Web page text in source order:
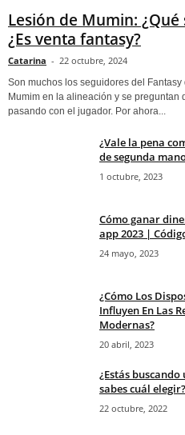
Lesión de Mumin: ¿Qué
¿Es venta fantasy?
Catarina - 22 octubre, 2024
Son muchos los seguidores del Fantasy
Mumim en la alineación y se preguntan
pasando con el jugador. Por ahora...
¿Vale la pena
de segunda
1 octubre, 2023
Cómo ganar
app 2023 |
24 mayo, 2023
¿Cómo Los
Influyen En Las
Modernas?
20 abril, 2023
¿Estás
sabes cuál elegir?
22 octubre, 2022